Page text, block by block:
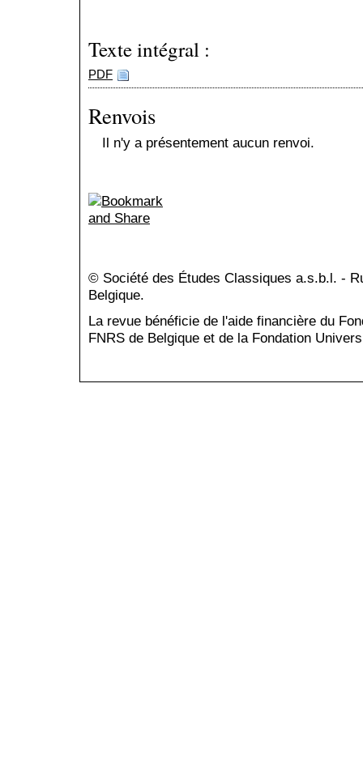
Texte intégral :
PDF
Renvois
Il n'y a présentement aucun renvoi.
© Société des Études Classiques a.s.b.l. -
Belgique.
La revue bénéficie de l'aide financière du
FNRS de Belgique et de la Fondation